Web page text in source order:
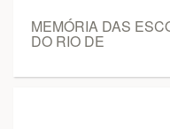
MEMÓRIA DAS
DO RIO DE